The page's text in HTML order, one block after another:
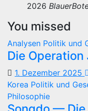
2026
You missed
Analysen Politik und
Die Operation
1. Dezember 2025
Korea Politik und
Philosophie